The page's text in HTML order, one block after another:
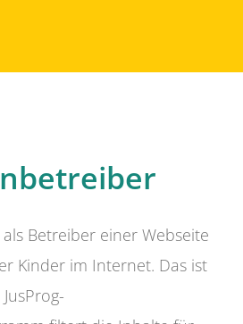
Betreiber einer Webseite
Kinder im Internet. Das ist